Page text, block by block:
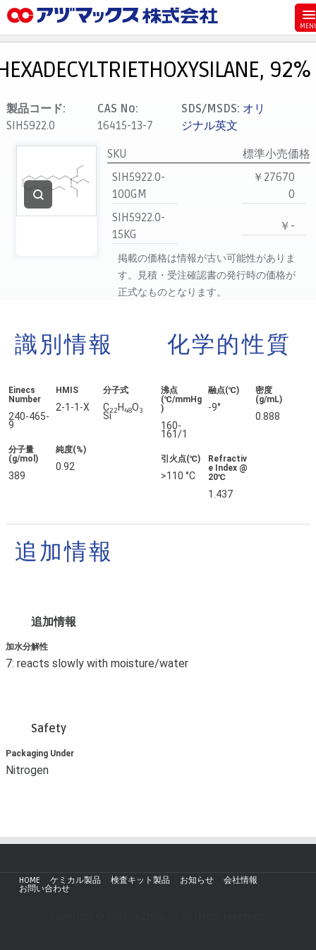
お気に入り
カート
マイアカウント
代理店一覧
支払い
92%
製品コード:
SIH5922.0
CAS No:
16415-13-7
SDS/MSDS: オリ
ジナル英文
SKU
標準小売価格
SIH5922.0-
100GM
￥27670
0
SIH5922.0-
15KG
￥-
掲載の価格は情報が古い可能性がありま
す。見積・受注確認書の発行時の価格が
正式なものとなります。
識別情報
Einecs
Number
240-465-
9
HMIS
2-1-1-X
分子式
C22 H48O3
Si
分子量
(g/mol)
389
純度(%)
0.92
化学的性質
沸点
(℃/mmHg
)
160-
161/1
融点(℃)
-9°
密度
(g/mL)
0.888
引火点(℃)
>110 °C
Refractiv
e Index @
20℃
1.437
追加情報
追加情報
加水分解性
7: reacts slowly with moisture/water
Safety
Packaging Under
Nitrogen
HOME ケミカル製品 検査キット製品 お知らせ
会社情報
お問い合わせ